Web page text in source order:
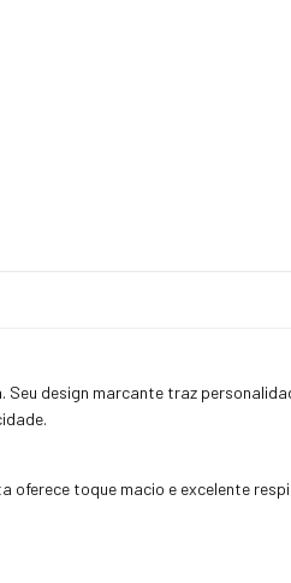
Seu design marcante traz
toque macio e excelente